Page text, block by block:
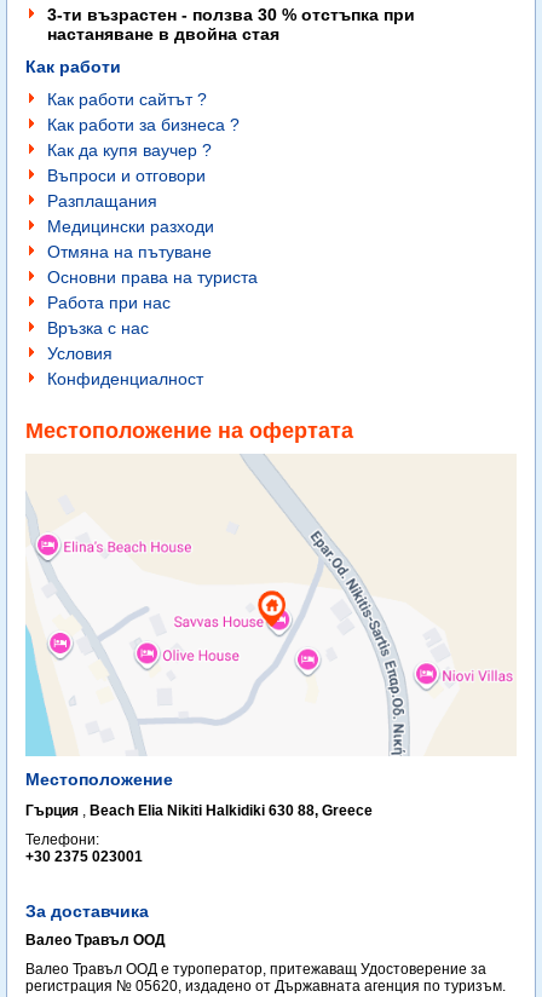
3-ти възрастен - ползва 30 % отстъпка при
настаняване в двойна стая
Как работи
Как работи сайтът ?
Как работи за бизнеса ?
Как да купя ваучер ?
Въпроси и отговори
Разплащания
Медицински разходи
Отмяна на пътуване
Основни права на туриста
Работа при нас
Връзка с нас
Условия
Конфиденциалност
Местоположение на офертата
Местоположение
Гърция , Beach Elia Nikiti Halkidiki 630 88, Greece
Телефони:
+30 2375 023001
За доставчика
Валео Травъл ООД
Валео Травъл ООД е туроператор, притежаващ Удостоверение за
регистрация № 05620, издадено от Държавната агенция по туризъм.